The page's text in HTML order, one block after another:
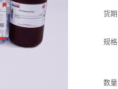
货期
规格
数量